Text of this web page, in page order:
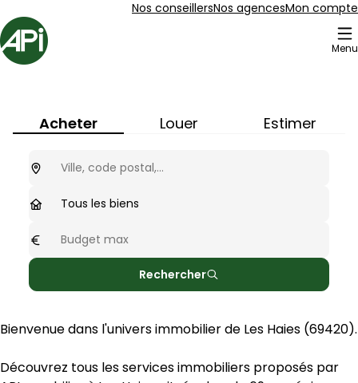
Nos conseillersNos agencesMon compte
Accueil
Menu
Acheter Louer Estimer
Tous les biens
Rechercher
Bienvenue dans l'univers immobilier de Les Haies (69420).